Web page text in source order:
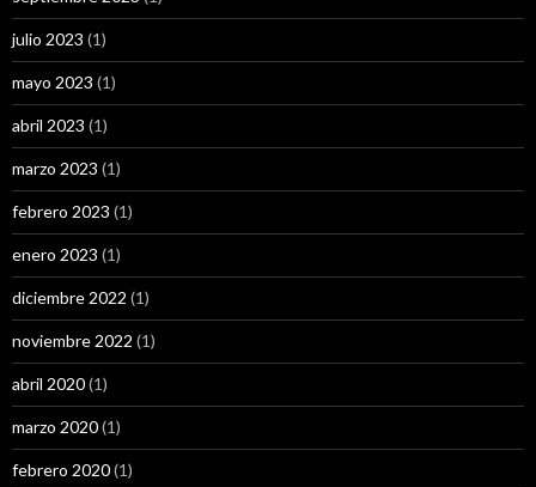
julio 2023 (1)
mayo 2023 (1)
abril 2023 (1)
marzo 2023 (1)
febrero 2023 (1)
enero 2023 (1)
diciembre 2022 (1)
noviembre 2022 (1)
abril 2020(1)
marzo 2020(1)
febrero 2020(1)